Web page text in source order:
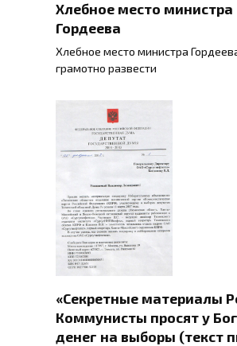
Хлебное место министра
Гордеева
Хлебное место министра
грамотно развести
«Секретные материалы
Коммунисты просят у
денег на выборы (текст